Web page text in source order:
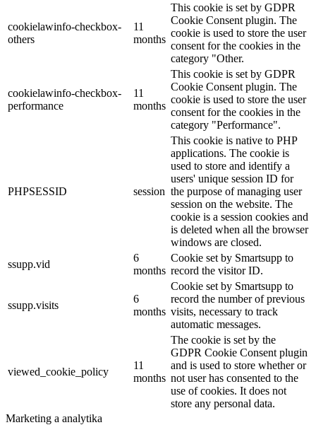
cookielawinfo-checkbox-
others
11
months
This cookie is set by GDPR
Cookie Consent plugin. The
cookie is used to store the user
consent for the cookies in the
category "Other.
cookielawinfo-checkbox-
performance
11
months
This cookie is set by GDPR
Cookie Consent plugin. The
cookie is used to store the user
consent for the cookies in the
category "Performance".
PHPSESSID session
This cookie is native to PHP
applications. The cookie is
used to store and identify a
users' unique session ID for
the purpose of managing user
session on the website. The
cookie is a session cookies and
is deleted when all the browser
windows are closed.
ssupp.vid
6
months
Cookie set by Smartsupp to
record the visitor ID.
ssupp.visits
6
months
Cookie set by Smartsupp to
record the number of previous
visits, necessary to track
automatic messages.
viewed_cookie_policy
11
months
The cookie is set by the
GDPR Cookie Consent plugin
and is used to store whether or
not user has consented to the
use of cookies. It does not
store any personal data.
Marketing a analytika